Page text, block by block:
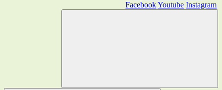
FacebookYoutube Instagram